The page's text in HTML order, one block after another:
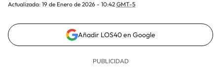
Actualizada: 19 de Enero de 2026 - 10:42 GMT-5
Añadir LOS40 en Google